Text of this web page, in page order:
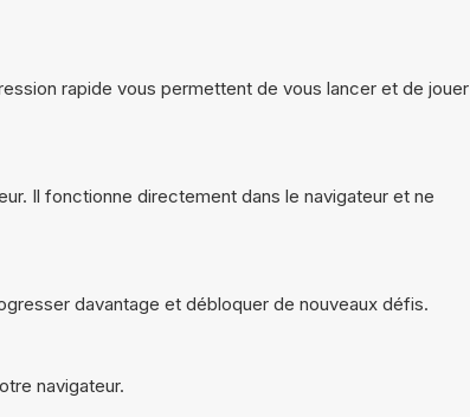
rapide vous permettent de vous lancer et de jouer
Il fonctionne directement dans le navigateur et ne
davantage et débloquer de nouveaux défis.
navigateur.